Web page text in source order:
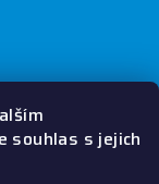
souhlas s jejich